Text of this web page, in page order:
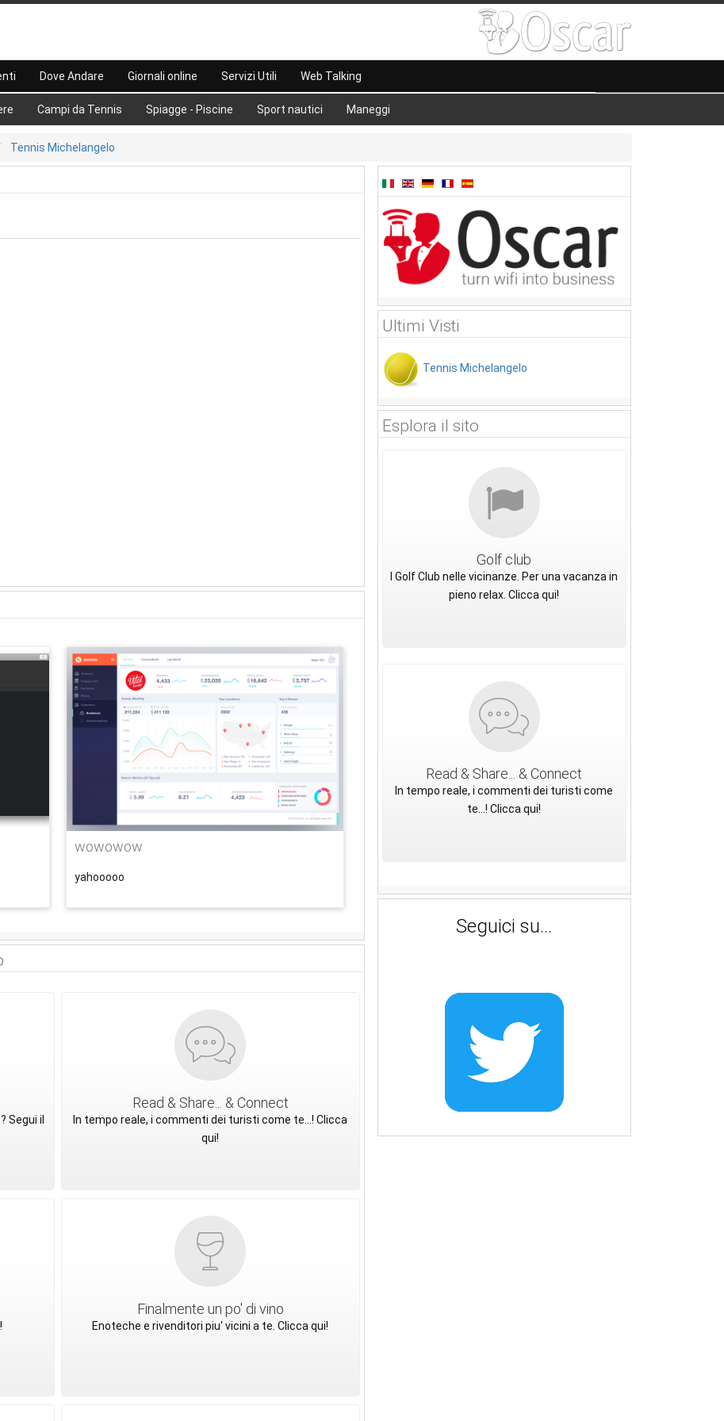
Campi da Tennis Spiagge - Piscine Sport nautici Maneggi
Dove Andare Giornali online Servizi Utili Web Talking
Tennis Michelangelo
wowowow
yahooooo
Segui il
Read & Share... & Connect
In tempo reale, i commenti dei turisti come te...! Clicca
qui!
Finalmente un po' di vino
Enoteche e rivenditori piu' vicini a te. Clicca qui!
Ultimi Visti
Tennis Michelangelo
Esplora il sito
Golf club
I Golf Club nelle vicinanze. Per una vacanza in
pieno relax. Clicca qui!
Read & Share... & Connect
In tempo reale, i commenti dei turisti come
te...! Clicca qui!
Seguici su...